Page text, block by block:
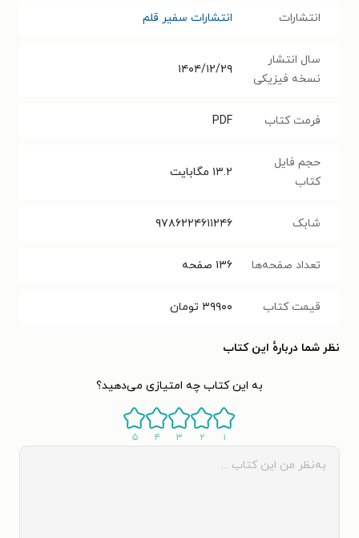
انتشارات انتشارات سفیر قلم
سال انتشار
نسخه فیزیکی
۱۴۰۴/۱۲/۲۹
فرمت کتاب PDF
حجم فایل
کتاب
۱۳.۲ مگابایت
شابک ۹۷۸۶۲۲۴۶۱۱۲۴۶
تعداد صفحه‌ها ۱۳۶ صفحه
قیمت کتاب ۳۹۹۰۰ تومان
نظر شما دربارهٔ این کتاب
به این کتاب چه امتیازی می‌دهید؟
۱ ۲ ۳ ۴ ۵